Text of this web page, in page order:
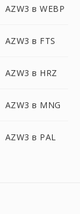
AZW3 в WEBP
AZW3 в FTS
AZW3 в HRZ
AZW3 в MNG
AZW3 в PAL